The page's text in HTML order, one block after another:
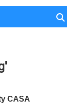
CASA